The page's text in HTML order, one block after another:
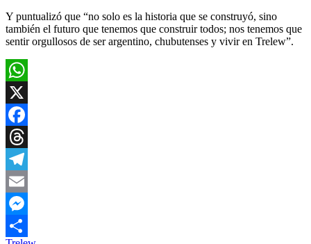
Y puntualizó que “no solo es la historia que se construyó, sino
también el futuro que tenemos que construir todos; nos tenemos que
sentir orgullosos de ser argentino, chubutenses y vivir en Trelew”.
WhatsApp
X
Facebook
Threads
Telegram
Email
Messenger